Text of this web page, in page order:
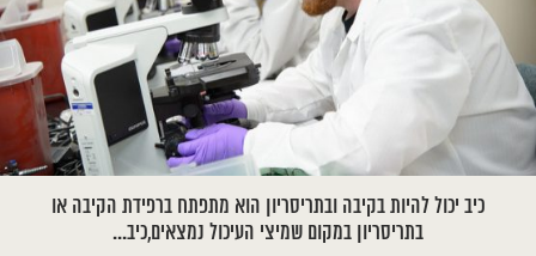
כיב יכול להיות בקיבה ובתריסריון הוא מתפתח ברפידת הקיבה או
בתריסריון במקום שמיצי העיכול נמצאים,כיב...